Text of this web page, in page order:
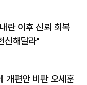
란 이후 신뢰 회복
신해달라"
개편안 비판 오세훈